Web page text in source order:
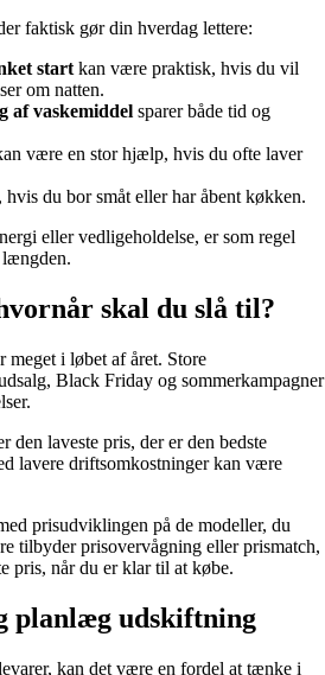
faktisk gør din hverdag lettere:
start kan være praktisk, hvis du vil
om natten.
af vaskemiddel sparer både tid og
være en stor hjælp, hvis du ofte laver
du bor småt eller har åbent køkken.
eller vedligeholdelse, er som regel
skal du slå til?
meget i løbet af året. Store
Black Friday og sommerkampagner
den laveste pris, der er den bedste
lavere driftsomkostninger kan være
prisudviklingen på de modeller, du
tilbyder prisovervågning eller prismatch,
pris, når du er klar til at købe.
planlæg udskiftning
kan det være en fordel at tænke i